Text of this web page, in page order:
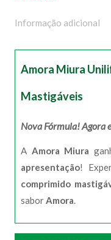
Informação adicional
Amora Miura
Mastigáveis
Nova Fórmula! Agora
A Amora Miura
apresentação!
comprimido
saborAmora.